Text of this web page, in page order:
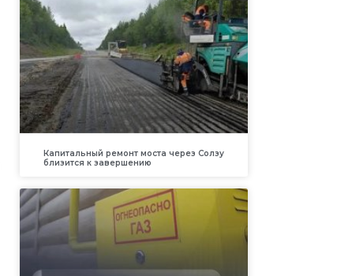
Капитальный ремонт моста через Солзу
близится к завершению